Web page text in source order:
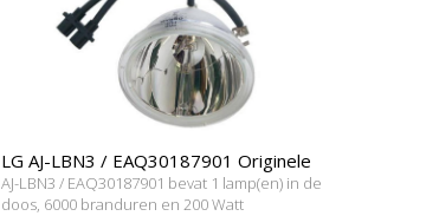
LG AJ-LBN3 / EAQ30187901 Originele
lampmodule
AJ-LBN3 / EAQ30187901 bevat 1 lamp(en) in de
doos, 6000 branduren en 200 Watt